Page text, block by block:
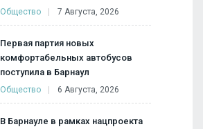
Общество 7 Августа, 2026
Первая партия новых
комфортабельных автобусов
поступила в Барнаул
Общество 6 Августа, 2026
В Барнауле в рамках нацпроекта